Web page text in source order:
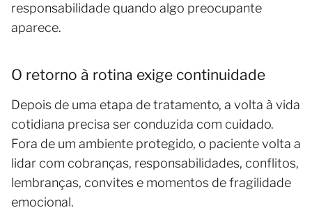
responsabilidade quando algo preocupante
aparece.
O retorno à rotina exige continuidade
Depois de uma etapa de tratamento, a volta à vida
cotidiana precisa ser conduzida com cuidado.
Fora de um ambiente protegido, o paciente volta a
lidar com cobranças, responsabilidades, conflitos,
lembranças, convites e momentos de fragilidade
emocional.